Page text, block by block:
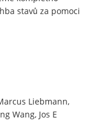
stavů za pomoci
Liebmann,
Wang, Jos E